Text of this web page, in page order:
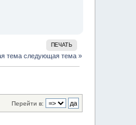
ПЕЧАТЬ
тема следующая тема »
Перейти в: